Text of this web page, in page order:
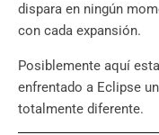
dispara en ningún
con cada expansión.
Posiblemente aquí
enfrentado a Eclipse
totalmente diferente.